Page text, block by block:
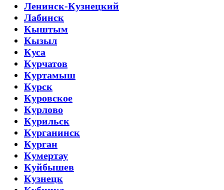
Ленинск-Кузнецкий
Лабинск
Кыштым
Кызыл
Куса
Курчатов
Куртамыш
Курск
Куровское
Курлово
Курильск
Курганинск
Курган
Кумертау
Куйбышев
Кузнецк